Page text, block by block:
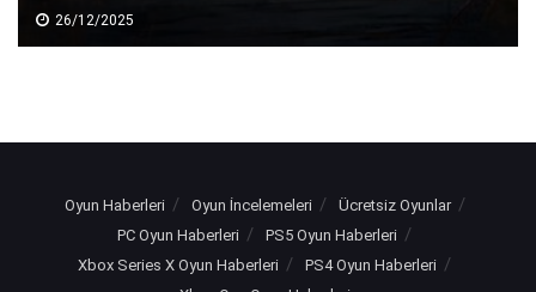
26/12/2025
Oyun Haberleri Oyun İncelemeleri
Ücretsiz Oyunlar
PC Oyun Haberleri
PS5 Oyun Haberleri
Xbox Series X Oyun Haberleri
PS4 Oyun Haberleri